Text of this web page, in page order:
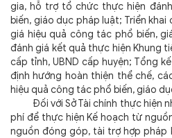
gia, hỗ trợ tổ chức thực hiện
biến, giáo dục pháp luật; Triển
giá hiệu quả công tác phổ biến,
đánh giá kết quả thực hiện Khung
cấp tỉnh, UBND cấp huyện; Tổng
định hướng hoàn thiện thể chế,
hiệu quả công tác phổ biến, giáo
Đối với Sở Tài chính thực hiện
phí để thực hiện Kế hoạch từ
nguồn đóng góp, tài trợ hợp pháp